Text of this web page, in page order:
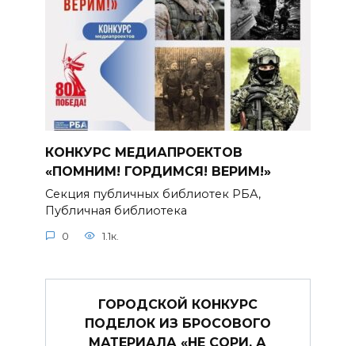
КОНКУРС МЕДИАПРОЕКТОВ
«ПОМНИМ! ГОРДИМСЯ! ВЕРИМ!»
Секция публичных библиотек РБА,
Публичная библиотека
0 1.1к.
ГОРОДСКОЙ КОНКУРС
ПОДЕЛОК ИЗ БРОСОВОГО
МАТЕРИАЛА «НЕ СОРИ, А